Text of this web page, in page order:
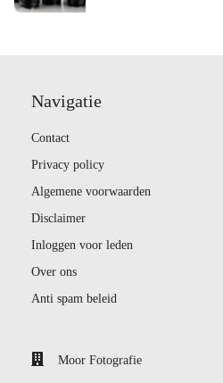
Navigatie
Contact
Privacy policy
Algemene voorwaarden
Disclaimer
Inloggen voor leden
Over ons
Anti spam beleid
Moor Fotografie